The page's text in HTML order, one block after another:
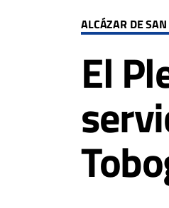
ALCÁZAR DE SAN
El